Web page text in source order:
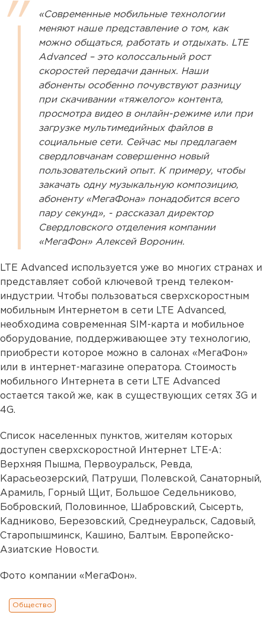
«Современные мобильные технологии
меняют наше представление о том, как
можно общаться, работать и отдыхать. LTE
Advanced – это колоссальный рост
скоростей передачи данных. Наши
абоненты особенно почувствуют разницу
при скачивании «тяжелого» контента,
просмотра видео в онлайн-режиме или при
загрузке мультимедийных файлов в
социальные сети. Сейчас мы предлагаем
свердловчанам совершенно новый
пользовательский опыт. К примеру, чтобы
закачать одну музыкальную композицию,
абоненту «МегаФона» понадобится всего
пару секунд», - рассказал директор
Свердловского отделения компании
«МегаФон» Алексей Воронин.
LTE Advanced используется уже во многих странах и
представляет собой ключевой тренд телеком-
индустрии. Чтобы пользоваться сверхскоростным
мобильным Интернетом в сети LTE Advanced,
необходима современная SIM-карта и мобильное
оборудование, поддерживающее эту технологию,
приобрести которое можно в салонах «МегаФон»
или в интернет-магазине оператора. Стоимость
мобильного Интернета в сети LTE Advanced
остается такой же, как в существующих сетях 3G и
4G.
Список населенных пунктов, жителям которых
доступен сверхскоростной Интернет LTE-A:
Верхняя Пышма, Первоуральск, Ревда,
Карасьеозерский, Патруши, Полевской, Санаторный,
Арамиль, Горный Щит, Большое Седельниково,
Бобровский, Половинное, Шабровский, Сысерть,
Кадниково, Березовский, Среднеуральск, Садовый,
Старопышминск, Кашино, Балтым. Европейско-
Азиатские Новости.
Фото компании «МегаФон».
Общество